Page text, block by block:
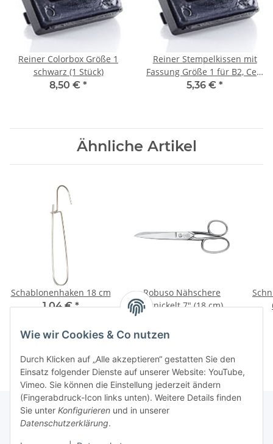
Wie wir Cookies & Co nutzen
Durch Klicken auf „Alle akzeptieren“ gestatten Sie den
Einsatz folgender Dienste auf unserer Website: YouTube,
Vimeo. Sie können die Einstellung jederzeit ändern
(Fingerabdruck-Icon links unten). Weitere Details finden
Sie unter Konfigurieren und in unserer
Datenschutzerklärung.
Reiner Colorbox Größe 1
schwarz (1 Stück)
8,50 € *
Reiner Stempelkissen mit
Fassung Größe 1 für B2, Ce1,
C, CS, CK, 69/a ungetränkt
5,36 € *
Ähnliche Artikel
Schablonenhaken 18 cm
1,04 €*
Robuso Nähschere
vernickelt 7" (18 cm)